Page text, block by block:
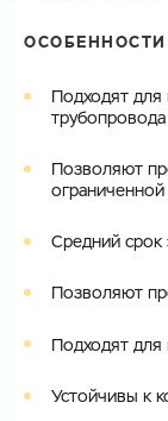
Подходят для
трубопровода
Позволяют
Средний срок
Позволяют
Подходят
Устойчивы к